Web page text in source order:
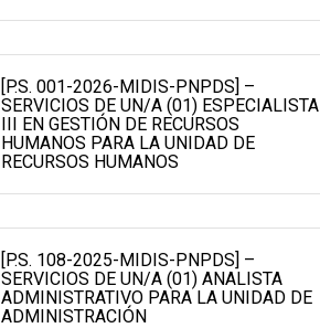
[P.S. 001-2026-MIDIS-PNPDS] –
SERVICIOS DE UN/A (01) ESPECIALISTA
III EN GESTIÓN DE RECURSOS
HUMANOS PARA LA UNIDAD DE
RECURSOS HUMANOS
[P.S. 108-2025-MIDIS-PNPDS] –
SERVICIOS DE UN/A (01) ANALISTA
ADMINISTRATIVO PARA LA UNIDAD DE
ADMINISTRACIÓN